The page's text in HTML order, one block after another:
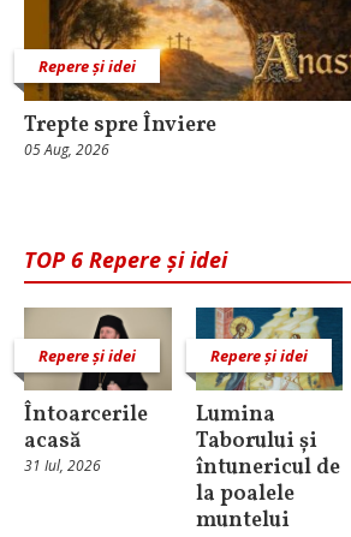
Repere și idei
Trepte spre Înviere
05 Aug, 2026
TOP 6 Repere și idei
Repere și idei
Întoarcerile
acasă
31 Iul, 2026
Repere și idei
Lumina
Taborului și
întunericul de
la poalele
muntelui